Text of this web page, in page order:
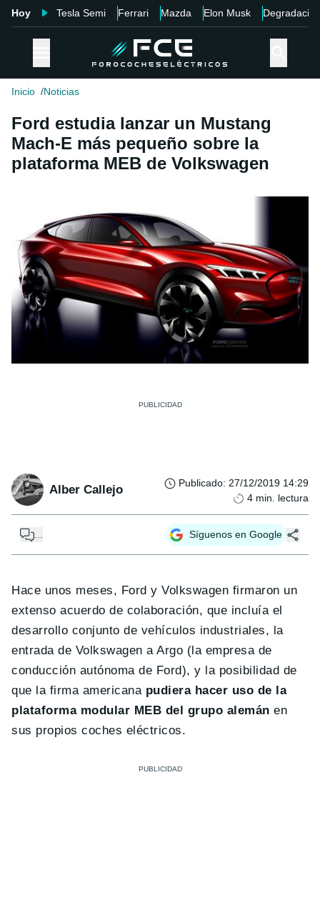
Hoy Tesla Semi Ferrari Mazda Elon Musk Degradación
Inicio Noticias
Ford estudia lanzar un Mustang
Mach-E más pequeño sobre la
plataforma MEB de Volkswagen
Alber Callejo Publicado: 27/12/2019 14:29
4 min. lectura
... Síguenos en Google
Hace unos meses, Ford y Volkswagen firmaron un
extenso acuerdo de colaboración, que incluía el
desarrollo conjunto de vehículos industriales, la
entrada de Volkswagen a Argo (la empresa de
conducción autónoma de Ford), y la posibilidad de
que la firma americana pudiera hacer uso de la
plataforma modular MEB del grupo alemán en
sus propios coches eléctricos.